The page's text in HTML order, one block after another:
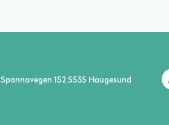
Spannavegen 152 5535 Haugesund